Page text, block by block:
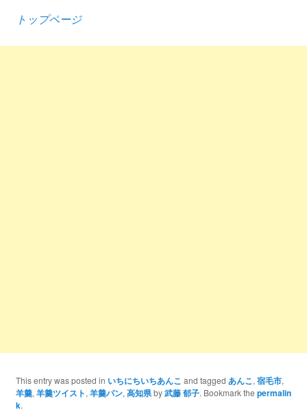
トップページ
This entry was posted in いちにちいちあんこ and tagged あんこ, 宿毛市,
羊羹, 羊羹ツイスト, 羊羹パン, 高知県by武藤 郁子. Bookmark the permalin
k.